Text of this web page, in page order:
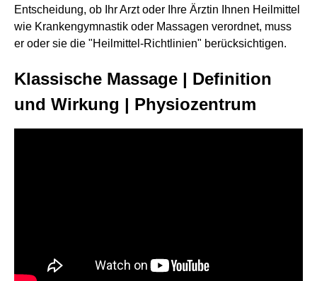
Entscheidung, ob Ihr Arzt oder Ihre Ärztin Ihnen Heilmittel
wie Krankengymnastik oder Massagen verordnet, muss
er oder sie die "Heilmittel-Richtlinien" berücksichtigen.
Klassische Massage | Definition
und Wirkung | Physiozentrum